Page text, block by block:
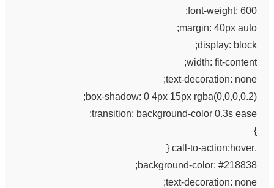
font-weight: 600;
margin: 40px auto;
display: block;
width: fit-content;
text-decoration: none;
box-shadow: 0 4px 15px rgba(0,0,0,0.2);
transition: background-color 0.3s ease;
}
.call-to-action:hover {
background-color: #218838;
text-decoration: none;